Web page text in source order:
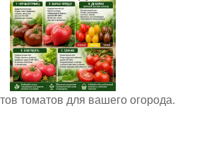
томатов для вашего огорода.